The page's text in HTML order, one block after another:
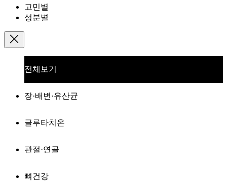
고민별
성분별
전체보기
장·배변·유산균
글루타치온
관절·연골
뼈건강